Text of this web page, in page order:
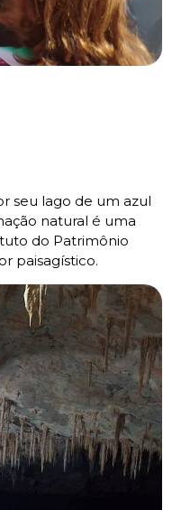
seu lago de um azul
natural é uma
do Patrimônio
paisagístico.